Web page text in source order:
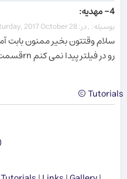
4- مهدیه:
بوسیله: , در: Saturday, 2017 October 28-کد: 15403
رو در فیلتر پیدا نمی کنم rnقسمتrnFilter>Artistic>Plastic Wrap
Tutorials ©